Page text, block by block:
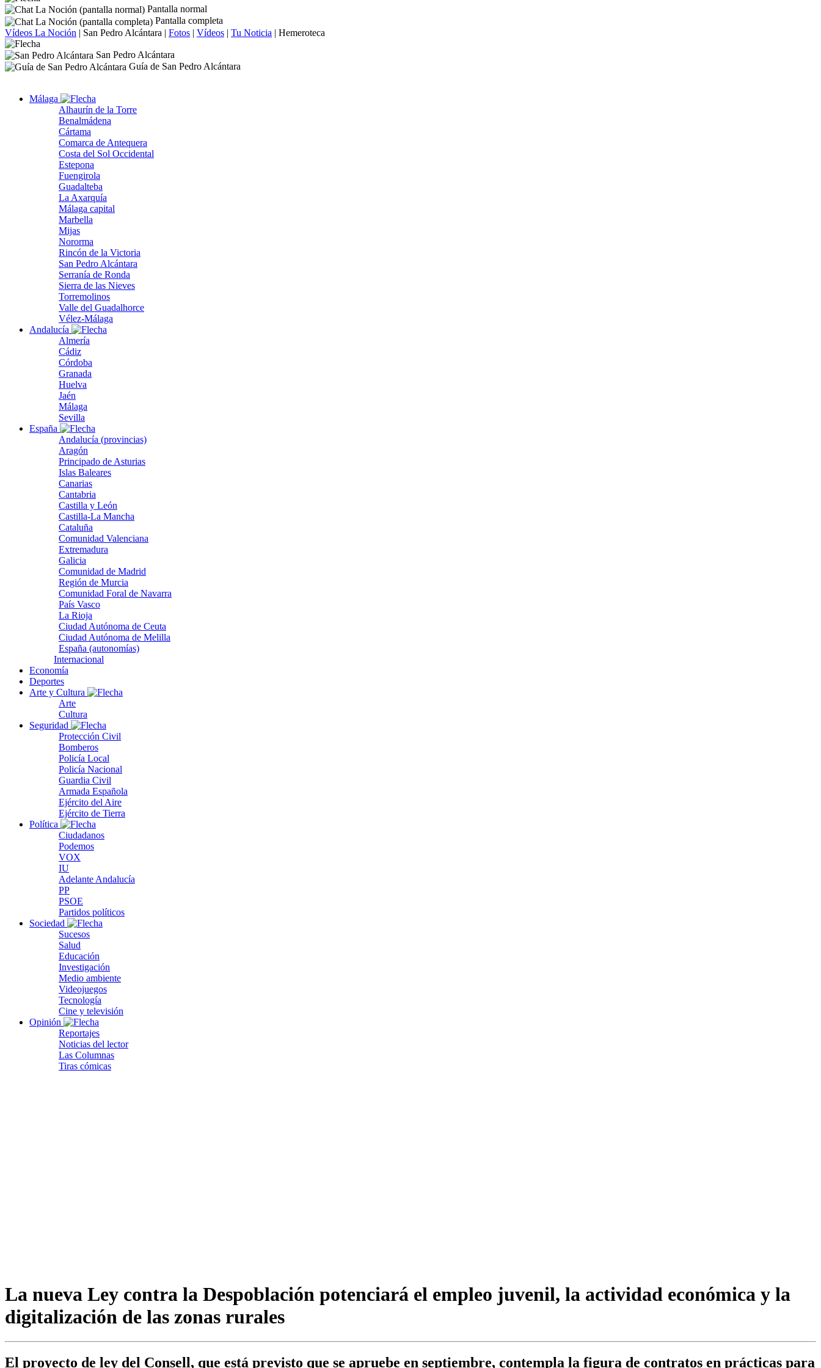
Pantalla normal
Pantalla completa
Vídeos La Noción | San Pedro Alcántara | Fotos | Vídeos | Tu Noticia | Hemeroteca
San Pedro Alcántara
Guía de San Pedro Alcántara
Málaga
Alhaurín de la Torre
Benalmádena
Cártama
Comarca de Antequera
Costa del Sol Occidental
Estepona
Fuengirola
Guadalteba
La Axarquía
Málaga capital
Marbella
Mijas
Nororma
Rincón de la Victoria
San Pedro Alcántara
Serranía de Ronda
Sierra de las Nieves
Torremolinos
Valle del Guadalhorce
Vélez-Málaga
Andalucía
Almería
Cádiz
Córdoba
Granada
Huelva
Jaén
Málaga
Sevilla
España
Andalucía (provincias)
Aragón
Principado de Asturias
Islas Baleares
Canarias
Cantabria
Castilla y León
Castilla-La Mancha
Cataluña
Comunidad Valenciana
Extremadura
Galicia
Comunidad de Madrid
Región de Murcia
Comunidad Foral de Navarra
País Vasco
La Rioja
Ciudad Autónoma de Ceuta
Ciudad Autónoma de Melilla
España (autonomías)
Internacional
Economía
Deportes
Arte y Cultura
Arte
Cultura
Seguridad
Protección Civil
Bomberos
Policía Local
Policía Nacional
Guardia Civil
Armada Española
Ejército del Aire
Ejército de Tierra
Política
Ciudadanos
Podemos
VOX
IU
Adelante Andalucía
PP
PSOE
Partidos políticos
Sociedad
Sucesos
Salud
Educación
Investigación
Medio ambiente
Videojuegos
Tecnología
Cine y televisión
Opinión
Reportajes
Noticias del lector
Las Columnas
Tiras cómicas
La nueva Ley contra la Despoblación potenciará el empleo juvenil, la actividad económica y la
digitalización de las zonas rurales
El proyecto de ley del Consell, que está previsto que se apruebe en septiembre, contempla la figura de contratos en prácticas para